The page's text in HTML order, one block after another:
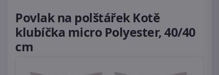
Povlak na polštářek Kotě
klubíčka micro Polyester, 40/40
cm